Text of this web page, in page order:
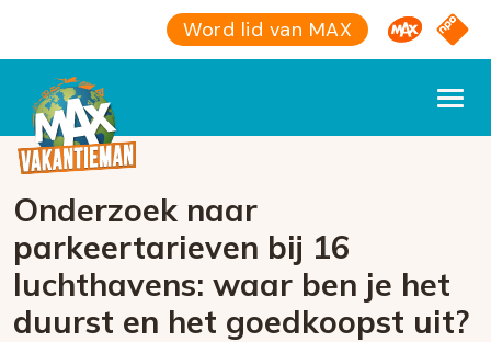
Word lid van MAX Omroep
NPO
Onderzoek naar
parkeertarieven bij 16
luchthavens: waar ben je het
duurst en het goedkoopst uit?